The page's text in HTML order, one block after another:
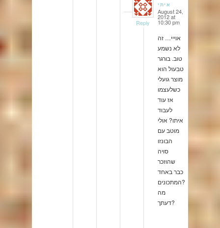
איתי
says: August 24,
2012 at
10:30 pm
אוייי… זה
לא נשמע
טוב. בורגר
טבעול הוא
מוצר גועלי
כשלעצמו
אז עוד
לעבוד
איתו? אולי
מוטב עם
הבונזו
סויה
שהוזכר
כבר באחד
המתכונים?
מה
דעתך?
Reply